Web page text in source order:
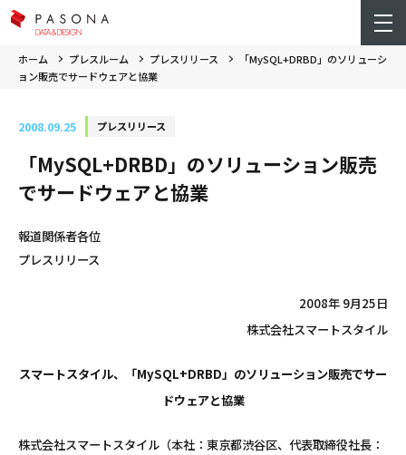
ホーム プレスルーム プレスリリース
「MySQL+DRBD」のソリューシ
ョン販売でサードウェアと協業
2008.09.25 プレスリリース
「MySQL+DRBD」のソリューション販売
でサードウェアと協業
報道関係者各位
プレスリリース
2008年 9月25日
株式会社スマートスタイル
スマートスタイル、「MySQL+DRBD」のソリューション販売でサー
ドウェアと協業
株式会社スマートスタイル（本社：東京都渋谷区、代表取締役社長：